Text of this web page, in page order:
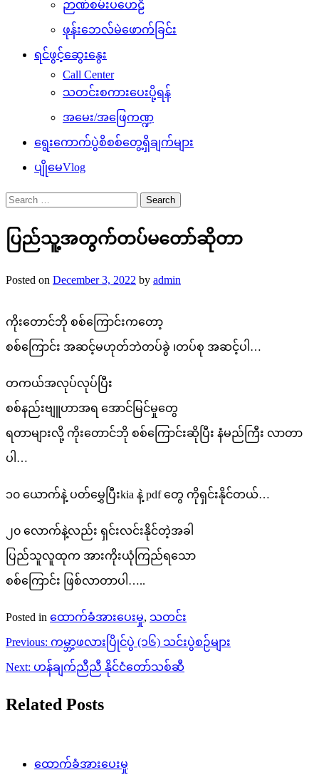
ဉာဏ်စမ်းပဟေဠိ
ဖုန်းဘေလ်မဲဖောက်ခြင်း
ရင်ဖွင့်ဆွေးနွေး
Call Center
သတင်းစကားပေးပို့ရန်
အမေး/အဖြေကဏ္ဍ
ရွေးကောက်ပွဲစိစစ်တွေ့ရှိချက်များ
ပျိုမေVlog
Search
for:
ပြည်သူ့အတွက်တပ်မတော်ဆိုတာ
Posted on December 3, 2022 by admin
ကိုးတောင်ဘို စစ်ကြောင်းကတော့
စစ်ကြောင်း အဆင့်မဟုတ်ဘဲတပ်ခွဲ ၊တပ်စု အဆင့်ပါ…
တကယ်အလုပ်လုပ်ပြီး
စစ်နည်းဗျူဟာအရ အောင်မြင်မှုတွေ
ရတာများလို့ ကိုးတောင်ဘို စစ်ကြောင်းဆိုပြီး နံမည်ကြီး လာတာ
ပါ…
၁၀ ယောက်နဲ့ ပတ်မွှေပြီးkia နဲ့ pdf တွေ ကိုရှင်းနိုင်တယ်…
၂၀ လောက်နဲ့လည်း ရှင်းလင်းနိုင်တဲ့အခါ
ပြည်သူလူထုက အားကိုးယုံကြည်ရသော
စစ်ကြောင်း ဖြစ်လာတာပါ…..
Posted in ထောက်ခံအားပေးမှု, သတင်း
Post
navigation
Previous: ကမ္ဘာ့ဖလားပြိုင်ပွဲ (၁၆) သင်းပွဲစဉ်များ
Next: ဟန်ချက်ညီညီ နိုင်ငံတော်သစ်ဆီ
Related Posts
ထောက်ခံအားပေးမှု